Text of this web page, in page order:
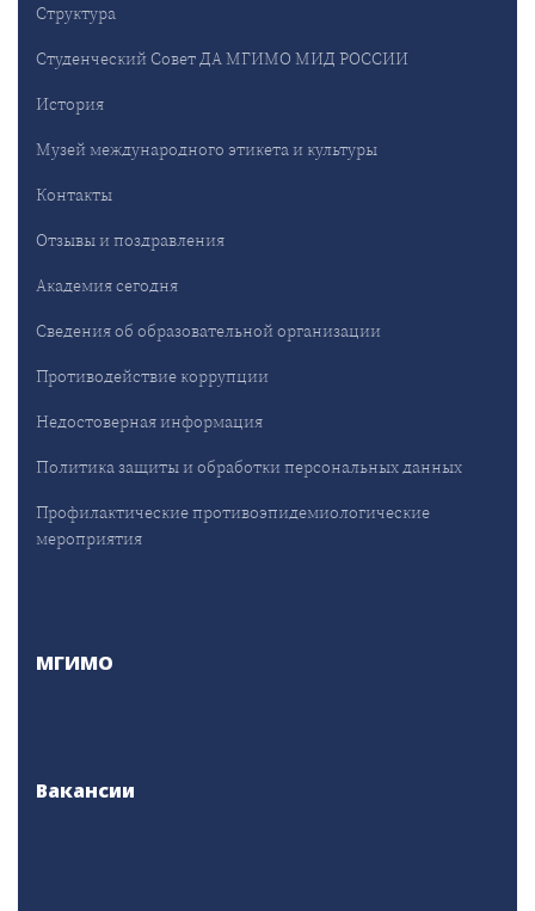
Структура
Студенческий Совет ДА МГИМО МИД РОССИИ
История
Музей международного этикета и культуры
Контакты
Отзывы и поздравления
Академия сегодня
Сведения об образовательной организации
Противодействие коррупции
Недостоверная информация
Политика защиты и обработки персональных данных
Профилактические противоэпидемиологические
мероприятия
МГИМО
Вакансии